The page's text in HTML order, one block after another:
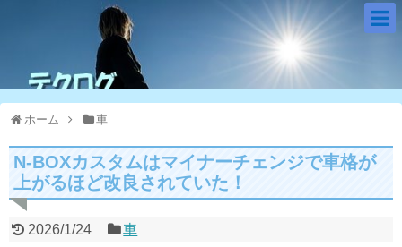
ホーム 車
N-BOXカスタムはマイナーチェンジで車格が
上がるほど改良されていた！
2026/1/24 車